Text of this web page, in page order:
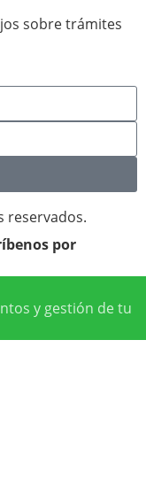
sobre trámites
reservados.
por
y gestión de tu